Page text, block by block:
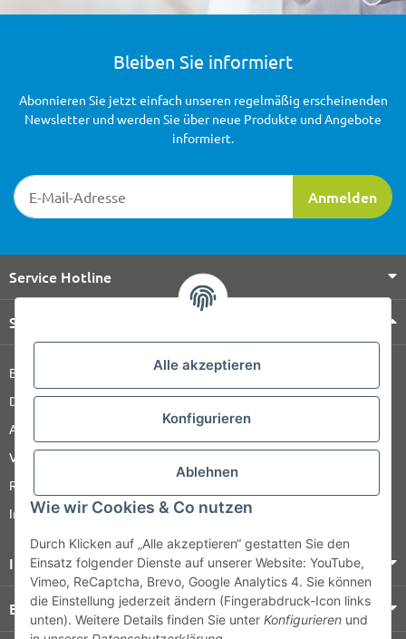
Alle akzeptieren
Konfigurieren
Ablehnen
Wie wir Cookies & Co nutzen
Durch Klicken auf „Alle akzeptieren“ gestatten Sie den
Einsatz folgender Dienste auf unserer Website: YouTube,
Vimeo, ReCaptcha, Brevo, Google Analytics 4. Sie können
die Einstellung jederzeit ändern (Fingerabdruck-Icon links
unten). Weitere Details finden Sie unter Konfigurieren und
Bleiben Sie informiert
Newsletter-Registrierung
Anmelden
Abonnieren Sie jetzt einfach unseren regelmäßig erscheinenden
Newsletter und werden Sie über neue Produkte und Angebote
informiert.
Service Hotline
Shop Service
Barrierefreiheitserklärung
Datenschutz
AGB
Versandinformationen
Retour
Impressum
Informationen
Bezahlung & Versand